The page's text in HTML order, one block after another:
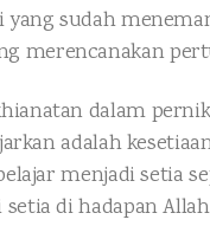
sudah
merencanakan
dalam
adalah
menjadi setia
di hadapan